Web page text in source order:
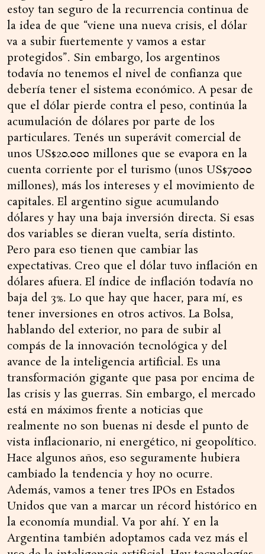
estoy tan seguro de la recurrencia continua de
la idea de que “viene una nueva crisis, el dólar
va a subir fuertemente y vamos a estar
protegidos”. Sin embargo, los argentinos
todavía no tenemos el nivel de confianza que
debería tener el sistema económico. A pesar de
que el dólar pierde contra el peso, continúa la
acumulación de dólares por parte de los
particulares. Tenés un superávit comercial de
unos US$20.000 millones que se evapora en la
cuenta corriente por el turismo (unos US$7000
millones), más los intereses y el movimiento de
capitales. El argentino sigue acumulando
dólares y hay una baja inversión directa. Si esas
dos variables se dieran vuelta, sería distinto.
Pero para eso tienen que cambiar las
expectativas. Creo que el dólar tuvo inflación en
dólares afuera. El índice de inflación todavía no
baja del 3%. Lo que hay que hacer, para mí, es
tener inversiones en otros activos. La Bolsa,
hablando del exterior, no para de subir al
compás de la innovación tecnológica y del
avance de la inteligencia artificial. Es una
transformación gigante que pasa por encima de
las crisis y las guerras. Sin embargo, el mercado
está en máximos frente a noticias que
realmente no son buenas ni desde el punto de
vista inflacionario, ni energético, ni geopolítico.
Hace algunos años, eso seguramente hubiera
cambiado la tendencia y hoy no ocurre.
Además, vamos a tener tres IPOs en Estados
Unidos que van a marcar un récord histórico en
la economía mundial. Va por ahí. Y en la
Argentina también adoptamos cada vez más el